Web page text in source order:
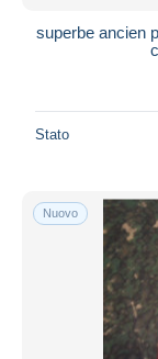
superbe ancien
Stato
Nuovo